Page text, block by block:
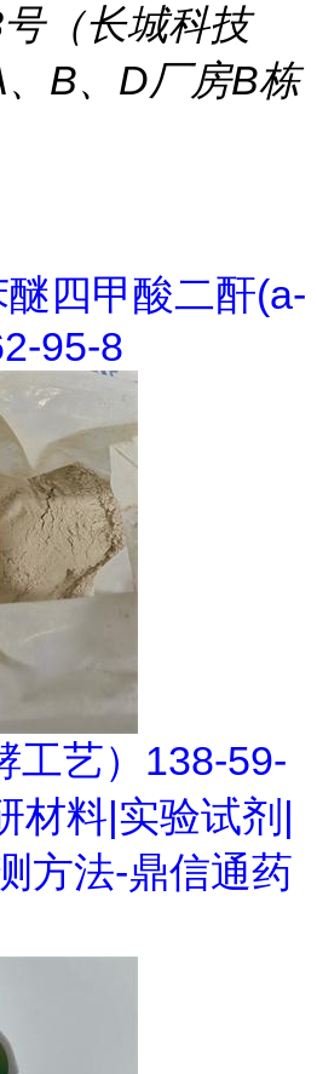
（长城科技
B、D厂房B栋
四甲酸二酐(a-
95-8
工艺）138-59-
材料|实验试剂|
方法-鼎信通药